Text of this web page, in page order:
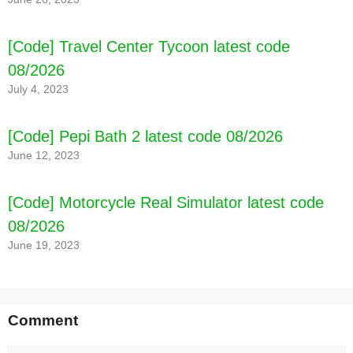
[Code] Travel Center Tycoon latest code
08/2026
July 4, 2023
[Code] Pepi Bath 2 latest code 08/2026
June 12, 2023
[Code] Motorcycle Real Simulator latest code
08/2026
June 19, 2023
Comment